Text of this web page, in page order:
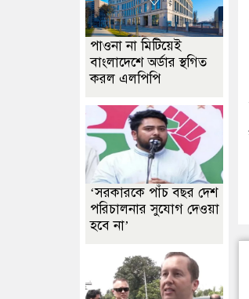
পাওনা না মিটিয়েই
বাংলাদেশে অর্ডার স্থগিত
করল এলপিপি
‘সরকারকে পাঁচ বছর দেশ
পরিচালনার সুযোগ দেওয়া
হবে না’